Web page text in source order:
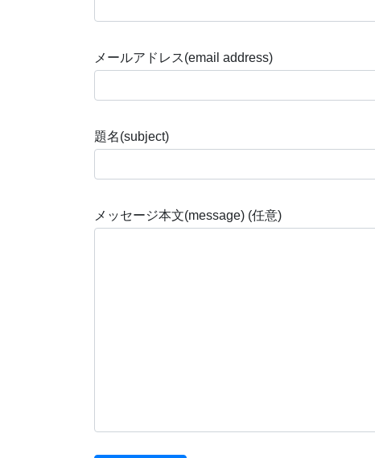
メールアドレス(email address)
題名(subject)
メッセージ本文(message) (任意)